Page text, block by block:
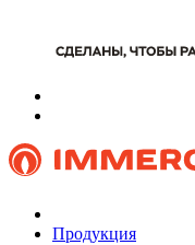
Продукция